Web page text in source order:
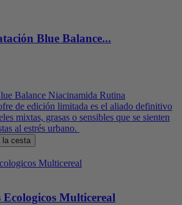
Blue Balance...
Balance Niacinamida Rutina
de edición limitada es el aliado definitivo
mixtas, grasas o sensibles que se sienten
al estrés urbano.
la cesta
Ecologicos Multicereal